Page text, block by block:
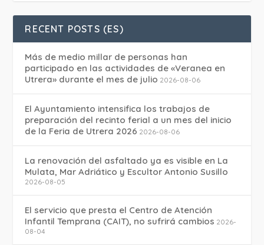
RECENT POSTS (ES)
Más de medio millar de personas han
participado en las actividades de «Veranea en
Utrera» durante el mes de julio 2026-08-06
El Ayuntamiento intensifica los trabajos de
preparación del recinto ferial a un mes del inicio
de la Feria de Utrera 2026 2026-08-06
La renovación del asfaltado ya es visible en La
Mulata, Mar Adriático y Escultor Antonio Susillo
2026-08-05
El servicio que presta el Centro de Atención
Infantil Temprana (CAIT), no sufrirá cambios 2026-
08-04